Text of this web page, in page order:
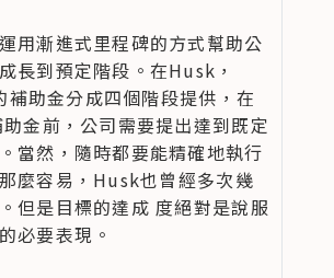
用漸進式里程碑的方式幫助公
長到預定階段。在Husk，
助金分成四個階段提供，在
金前，公司需要提出達到既定
當然，隨時都要能精確地執行
麼容易，Husk也曾經多次幾
但是目標的達成 度絕對是說服
必要表現。